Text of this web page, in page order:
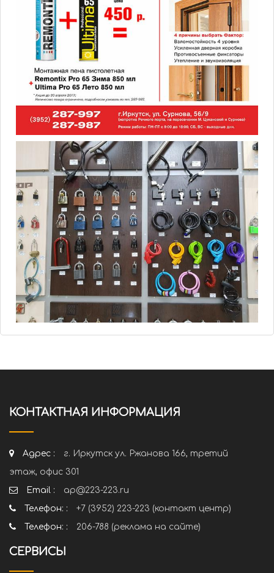
КОНТАКТНАЯ ИНФОРМАЦИЯ
Адрес :
г. Иркутск ул. Ржанова 166, третий
этаж, офис 301
Email :
ap@223-223.ru
Телефон: :
+7 (3952) 223-223 (контакт центр)
Телефон: :
206-788 (реклама на сайте)
СЕРВИСЫ